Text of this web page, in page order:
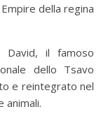
della regina
il famoso
dello Tsavo
e reintegrato nel
animali.